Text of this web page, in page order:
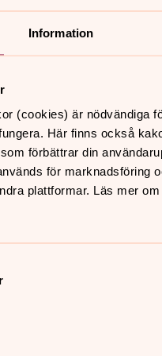
Information
(cookies) är nödvändiga
Här finns också
förbättrar din
för marknadsföring
plattformar. Läs mer
Hudiksvallsbygdens